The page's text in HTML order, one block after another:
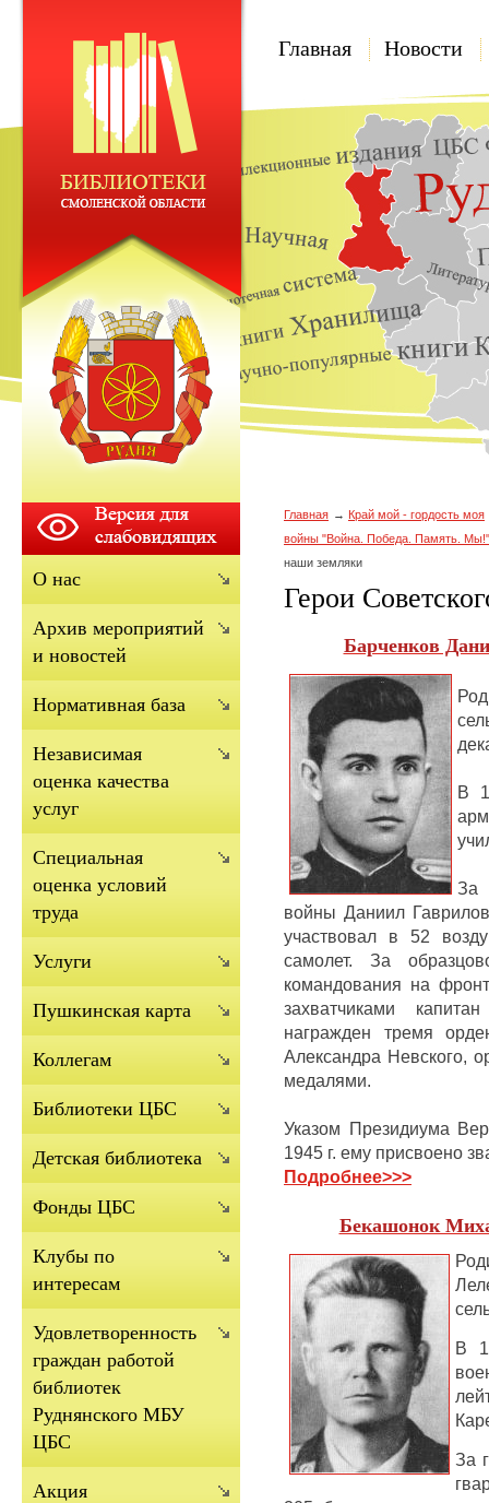
Главная Новости
Главная
Край мой - гордость моя
войны "Война. Победа. Память. Мы!"
наши земляки
Герои
Барченков
В
За
войны Даниил
участвовал в 52
самолет. За
командования на
захватчиками
награжден тремя
Александра Невского,
медалями.
Указом Президиума
1945 г. ему присвоено
Подробнее>>>
Бекашонок
В
За
О нас
Архив мероприятий
и новостей
Нормативная база
Независимая
оценка качества
услуг
Cпециальная
оценка условий
труда
Услуги
Пушкинская карта
Коллегам
Библиотеки ЦБС
Детская библиотека
Фонды ЦБС
Клубы по
интересам
Удовлетворенность
граждан работой
библиотек
Руднянского МБУ
ЦБС
Акция